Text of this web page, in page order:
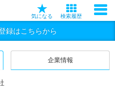
気になる 検索履歴
録はこちらから
企業情報